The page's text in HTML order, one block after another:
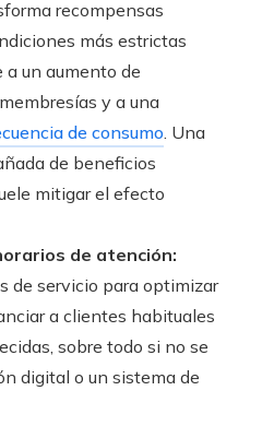
recompensas
más estrictas
un aumento de
y a una
de consumo. Una
de beneficios
mitigar el efecto
de atención:
de servicio para optimizar
a clientes habituales
sobre todo si no se
digital o un sistema de